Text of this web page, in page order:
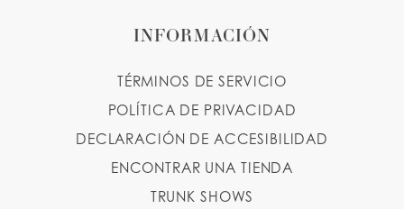
INFORMACIÓN
TÉRMINOS DE SERVICIO
POLÍTICA DE PRIVACIDAD
DECLARACIÓN DE ACCESIBILIDAD
ENCONTRAR UNA TIENDA
TRUNK SHOWS